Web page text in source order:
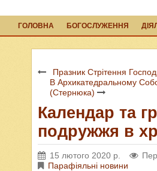
ГОЛОВНА БОГОСЛУЖЕННЯ
Празник Стрітення
В Архикатедральному
(Стернюка)
Календар та
подружжя в
15 лютого 2020 р.
Парафіяльні новини